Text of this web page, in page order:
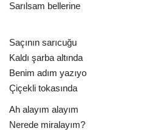
Sarılsam bellerine
Saçının sarıcuğu
Kaldı şarba altında
Benim adım yazıyo
Çiçekli tokasında
Ah alayım alayım
Nerede miralayım?